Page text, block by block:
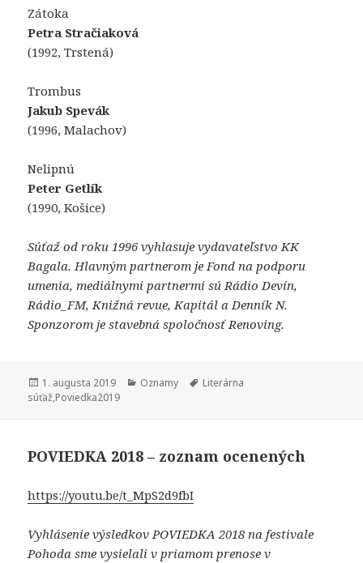
Zátoka
Petra Stračiaková
(1992, Trstená)
Trombus
Jakub Spevák
(1996, Malachov)
Nelipnú
Peter Getlík
(1990, Košice)
Súťaž od roku 1996 vyhlasuje vydavateľstvo KK
Bagala. Hlavným partnerom je Fond na podporu
umenia, mediálnymi partnermi sú Rádio Devín,
Rádio_FM, Knižná revue, Kapitál a Denník N.
Sponzorom je stavebná spoločnosť Renoving.
Publikované
1. augusta 2019 Kategórie
Oznamy Značky
Literárna
súťaž,Poviedka2019
POVIEDKA 2018 – zoznam ocenených
https://youtu.be/t_MpS2d9fbI
Vyhlásenie výsledkov POVIEDKA 2018 na festivale
Pohoda sme vysielali v priamom prenose v